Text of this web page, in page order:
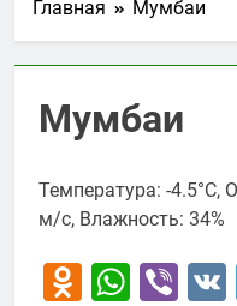
Главная Мумбаи
Мумбаи
Температура: -4.5°C,
м/с, Влажность: 34%